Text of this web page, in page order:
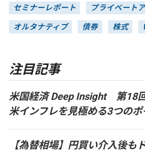
セミナーレポート プライベート
オルタナティブ 債券 株式
注目記事
米国経済 Deep Insight 第18
米インフレを見極める3つのポ
【為替相場】円買い介入後も